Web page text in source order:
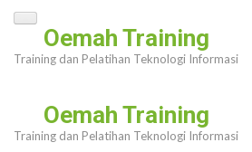
Skip
content
Enter)
Oemah Training
Training dan Pelatihan Teknologi Informasi
Oemah Training
Training dan Pelatihan Teknologi Informasi